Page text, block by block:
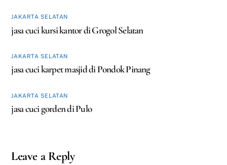
JAKARTA SELATAN
jasa cuci kursi kantor di Grogol Selatan
JAKARTA SELATAN
jasa cuci karpet masjid di Pondok Pinang
JAKARTA SELATAN
jasa cuci gorden di Pulo
Leave a Reply